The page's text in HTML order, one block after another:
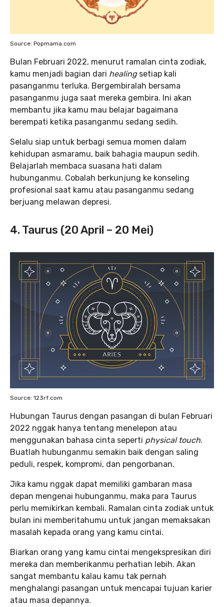
Source: Popmama.com
Bulan Februari 2022, menurut ramalan cinta zodiak,
kamu menjadi bagian dari healing setiap kali
pasanganmu terluka. Bergembiralah bersama
pasanganmu juga saat mereka gembira. Ini akan
membantu jika kamu mau belajar bagaimana
berempati ketika pasanganmu sedang sedih.
Selalu siap untuk berbagi semua momen dalam
kehidupan asmaramu, baik bahagia maupun sedih.
Belajarlah membaca suasana hati dalam
hubunganmu. Cobalah berkunjung ke konseling
profesional saat kamu atau pasanganmu sedang
berjuang melawan depresi.
4. Taurus (20 April – 20 Mei)
Source: 123rf.com
Hubungan Taurus dengan pasangan di bulan Februari
2022 nggak hanya tentang menelepon atau
menggunakan bahasa cinta seperti physical touch.
Buatlah hubunganmu semakin baik dengan saling
peduli, respek, kompromi, dan pengorbanan.
Jika kamu nggak dapat memiliki gambaran masa
depan mengenai hubunganmu, maka para Taurus
perlu memikirkan kembali. Ramalan cinta zodiak untuk
bulan ini memberitahumu untuk jangan memaksakan
masalah kepada orang yang kamu cintai.
Biarkan orang yang kamu cintai mengekspresikan diri
mereka dan memberikanmu perhatian lebih. Akan
sangat membantu kalau kamu tak pernah
menghalangi pasangan untuk mencapai tujuan karier
atau masa depannya.